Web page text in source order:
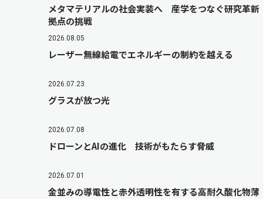
メタマテリアルの社会実装へ 産学をつなぐ研究革新
拠点の挑戦
2026.08.05
レーザー無線給電でエネルギーの制約を越える
2026.07.23
グラスが放つ光
2026.07.08
ドローンとAIの進化 技術がもたらす脅威
2026.07.01
金並みの導電性と赤外透明性を有する高耐久酸化物薄